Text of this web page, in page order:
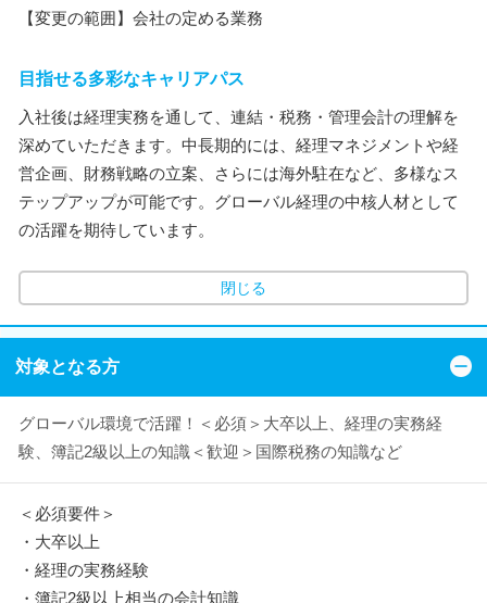
【変更の範囲】会社の定める業務
目指せる多彩なキャリアパス
入社後は経理実務を通して、連結・税務・管理会計の理解を
深めていただきます。中長期的には、経理マネジメントや経
営企画、財務戦略の立案、さらには海外駐在など、多様なス
テップアップが可能です。グローバル経理の中核人材として
の活躍を期待しています。
閉じる
対象となる方
グローバル環境で活躍！＜必須＞大卒以上、経理の実務経
験、簿記2級以上の知識＜歓迎＞国際税務の知識など
＜必須要件＞
・大卒以上
・経理の実務経験
・簿記2級以上相当の会計知識